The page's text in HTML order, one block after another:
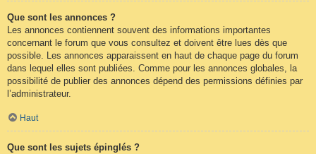
Que sont les annonces ?
Les annonces contiennent souvent des informations importantes
concernant le forum que vous consultez et doivent être lues dès que
possible. Les annonces apparaissent en haut de chaque page du forum
dans lequel elles sont publiées. Comme pour les annonces globales, la
possibilité de publier des annonces dépend des permissions définies par
l’administrateur.
Haut
Que sont les sujets épinglés ?